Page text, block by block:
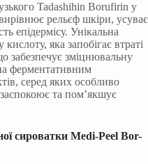
Tadashihin Borufirin у
рельєф шкіри, усуває
епідермісу. Унікальна
яка запобігає втраті
забезпечує зміцнювальну
ферментативним
серед яких особливо
заспокоює та пом’якшує
сироватки Medi-Peel Bor-